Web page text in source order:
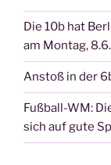
Die 10b hat
am Montag,
Anstoß in der
Fußball-WM:
sich auf gute